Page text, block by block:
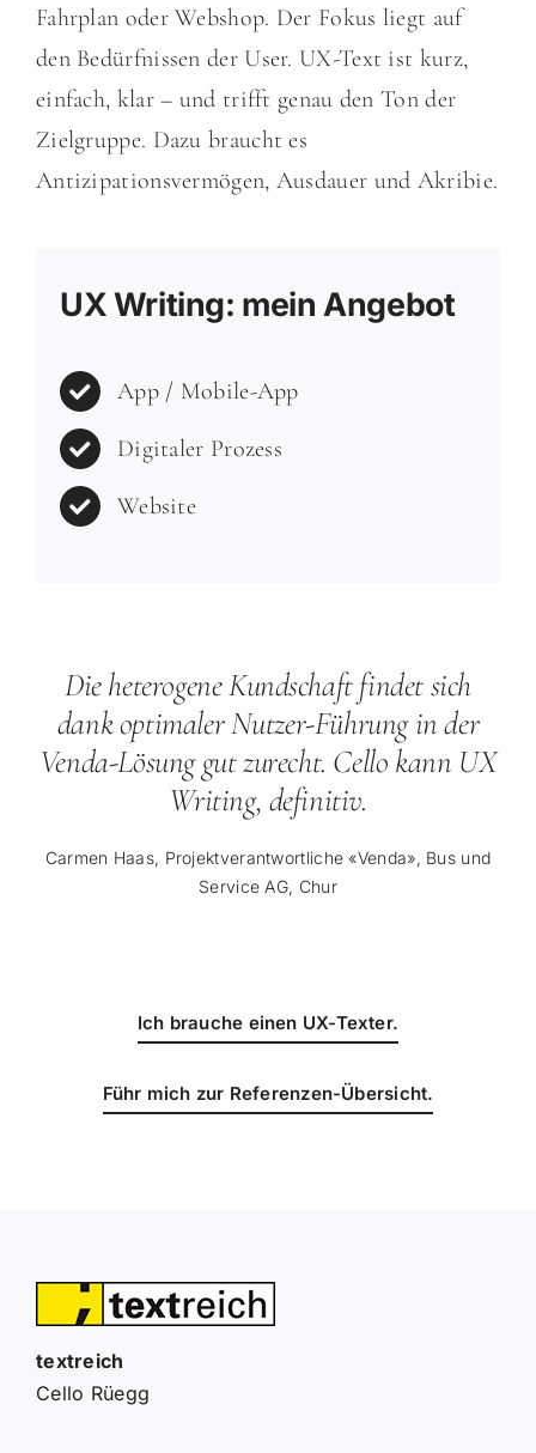
Fahrplan oder Webshop. Der Fokus liegt auf
den Bedürfnissen der User. UX-Text ist kurz,
einfach, klar – und trifft genau den Ton der
Zielgruppe. Dazu braucht es
Antizipationsvermögen, Ausdauer und Akribie.
UX Writing: mein Angebot
App / Mobile-App
Digitaler Prozess
Website
Die heterogene Kundschaft findet sich
dank optimaler Nutzer-Führung in der
Venda-Lösung gut zurecht. Cello kann UX
Writing, definitiv.
Carmen Haas, Projektverantwortliche «Venda», Bus und
Service AG, Chur
Ich brauche einen UX-Texter.
Führ mich zur Referenzen-Übersicht.
textreich
Cello Rüegg